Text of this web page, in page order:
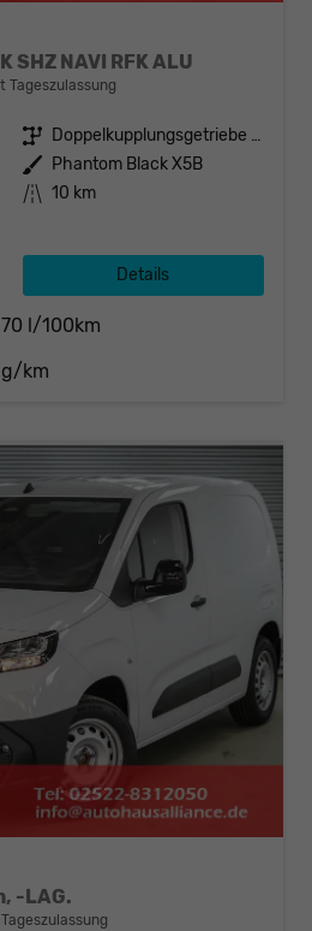
SHZ NAVI RFK ALU
Tageszulassung
Getriebe
Doppelkupplungsgetriebe (DSG)
Außenfarbe Phantom Black X5B
Kilometerstand 10 km
Details
l/100km
g/km
-LAG.